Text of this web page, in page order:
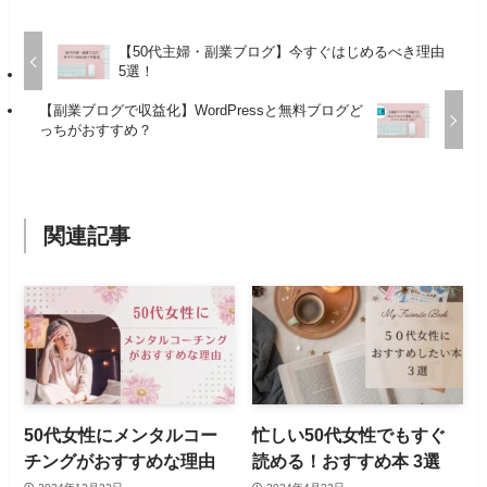
【50代主婦・副業ブログ】今すぐはじめるべき理由
5選！
【副業ブログで収益化】WordPressと無料ブログど
っちがおすすめ？
関連記事
50代女性にメンタルコー
チングがおすすめな理由
忙しい50代女性でもすぐ
読める！おすすめ本 3選